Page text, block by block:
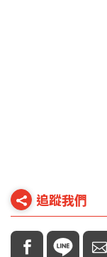
追蹤我們